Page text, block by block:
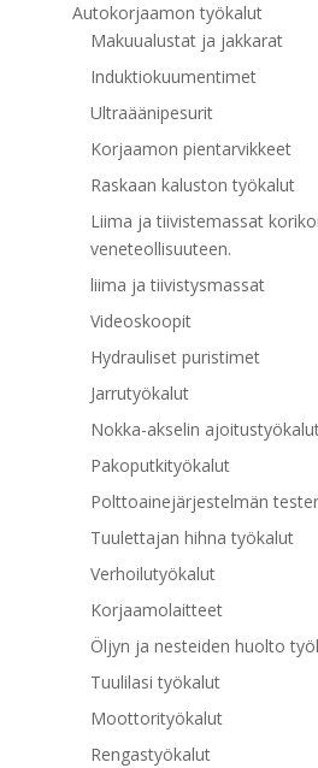
Autokorjaamon työkalut
Makuualustat ja jakkarat
Induktiokuumentimet
Ultraäänipesurit
Korjaamon pientarvikkeet
Raskaan kaluston työkalut
Liima ja tiivistemassat
veneteollisuuteen.
liima ja tiivistysmassat
Videoskoopit
Hydrauliset puristimet
Jarrutyökalut
Nokka-akselin
Pakoputkityökalut
Polttoainejärjestelmän
Tuulettajan hihna työkalut
Verhoilutyökalut
Korjaamolaitteet
Öljyn ja nesteiden huolto
Tuulilasi työkalut
Moottorityökalut
Rengastyökalut